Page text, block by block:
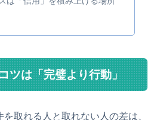
ツは「完璧より行動」
取れる人と取れない人の差は、